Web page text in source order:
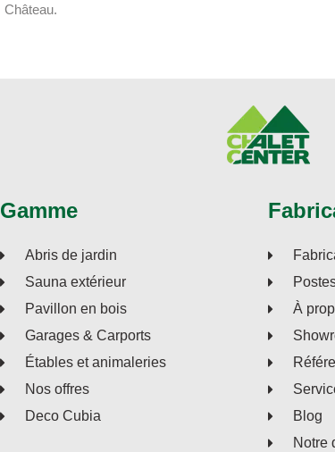
Château.
Gamme
Abris de jardin
Sauna extérieur
Pavillon en bois
Garages & Carports
Étables et animaleries
Nos offres
Deco Cubia
À
Blog
Notre